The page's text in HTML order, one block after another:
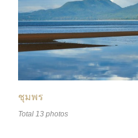
ชุมพร
Total 13 photos